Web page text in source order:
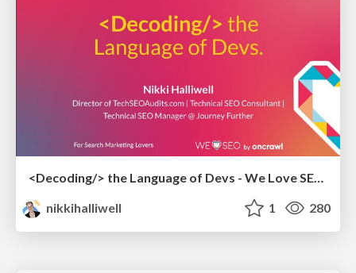
<Decoding/> the Language of Devs - We Love SEO 2024
nikkihalliwell
1 280